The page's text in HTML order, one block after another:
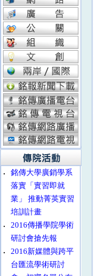
‧
銘傳大學廣銷學系
落實「實習即就
業」 推動菁英實習
培訓計畫
‧
2016傳播學院學術
研討會搶先報
‧
2016新媒體與跨平
台匯流學術研討